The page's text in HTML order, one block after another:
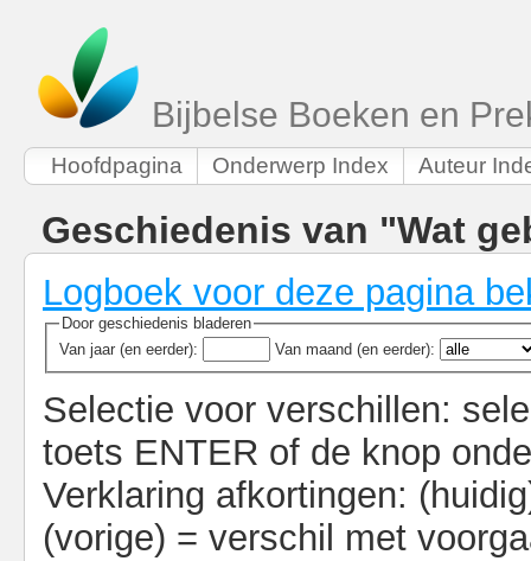
Bijbelse Boeken en
Hoofdpagina Onderwerp Index Auteur
Geschiedenis van "Wat
Logboek voor deze pagina
Door geschiedenis bladeren
Van jaar (en eerder):
Van maand (en eerder):
Selectie voor verschillen:
toets ENTER of de knop
Verklaring afkortingen:
(vorige) = verschil met